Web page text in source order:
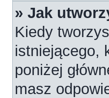
» Jak
Kiedy
istniejącego,
poniżej
masz